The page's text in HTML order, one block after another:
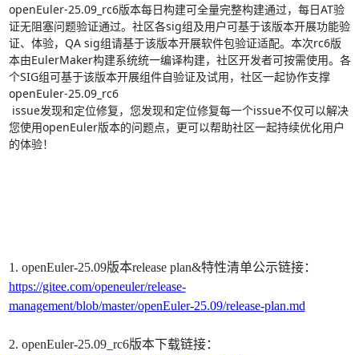
openEuler-25.09_rc6版本每日构建可全量完整构建通过，每日AT验
证无阻塞问题验证通过。社区各sig组及用户可基于该版本开展功能验
证、体验， QA sig组请基于该版本开展软件包验证适配。本次rc6版
本由EulerMaker构建系统统一编译构建，社区开发者可按需使用。各
个SIG组可基于该版本开展组件自验证及试用，社区一起协作支撑
openEuler-25.09_rc6
issue发现和定位修复，您发现和定位修复每一个issue不仅可以解决
您使用openEuler版本的问题点，更可以帮助社区一起持续优化用户
的体验！
1. openEuler-25.09版本release plan&特性清单公示链接：
https://gitee.com/openeuler/release-
management/blob/master/openEuler-25.09/release-plan.md
2. openEuler-25.09_rc6版本下载链接：